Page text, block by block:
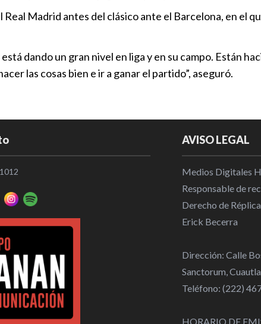
Madrid antes del clásico ante el Barcelona, en el
dando un gran nivel en liga y en su campo. Están
las cosas bien e ir a ganar el partido”, aseguró.
AVISO LEGAL
Medios Digitales
Responsable de
Derecho de
Erick Becerra
Dirección: Calle
Sanctorum,
Teléfono: (222)
HORARIO DE